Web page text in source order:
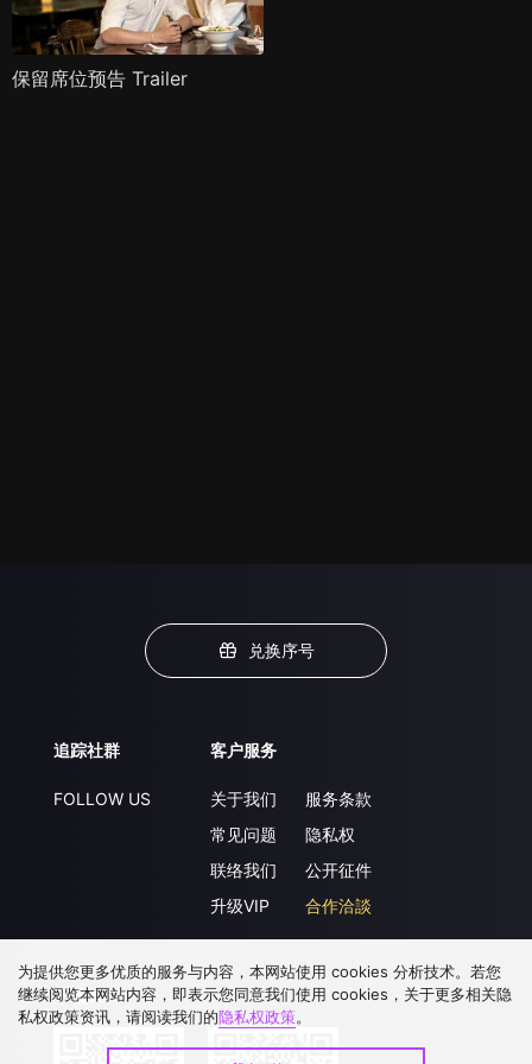
保留席位预告 Trailer
兑换序号
追踪社群
FOLLOW US
客户服务
关于我们
常见问题
联络我们
升级VIP
服务条款
隐私权
公开征件
合作洽談
下载 APP
为提供您更多优质的服务与内容，本网站使用 cookies 分析技术。若您
继续阅览本网站内容，即表示您同意我们使用 cookies，关于更多相关隐
私权政策资讯，请阅读我们的隐私权政策。